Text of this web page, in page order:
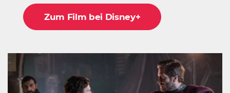
Zum Film bei Disney+